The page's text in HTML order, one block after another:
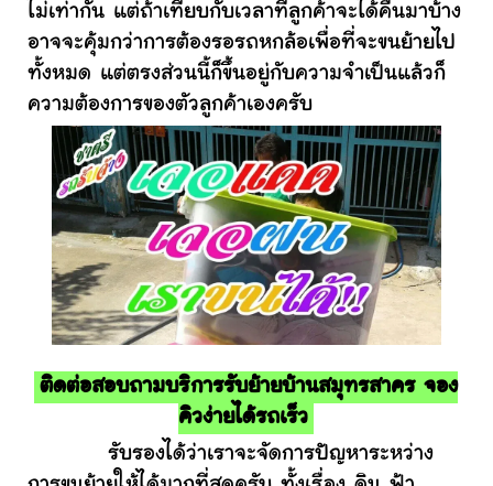
ไม่เท่ากัน แต่ถ้าเทียบกับเวลาที่ลูกค้าจะได้คืนมาบ้าง
อาจจะคุ้มกว่าการต้องรอรถหกล้อเพื่อที่จะขนย้ายไป
ทั้งหมด แต่ตรงส่วนนี้ก็ขึ้นอยู่กับความจำเป็นแล้วก็
ความต้องการของตัวลูกค้าเองครับ
ติดต่อสอบถามบริการรับย้ายบ้านสมุทรสาคร จอง
คิวง่ายได้รถเร็ว
รับรองได้ว่าเราจะจัดการปัญหาระหว่าง